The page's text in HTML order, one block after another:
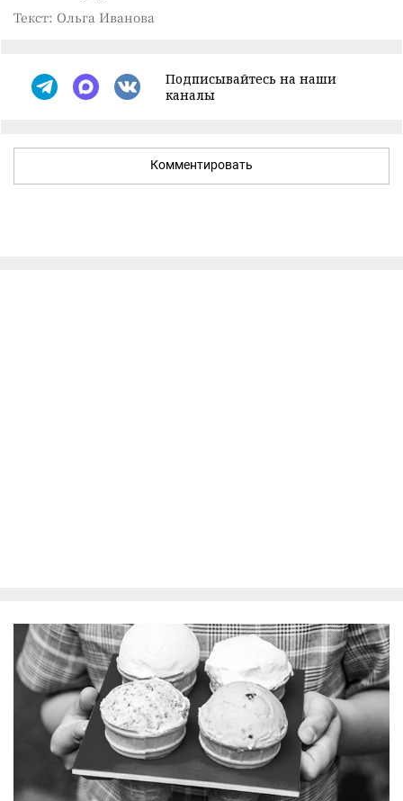
Текст: Ольга Иванова
Подписывайтесь на наши
каналы
Комментировать